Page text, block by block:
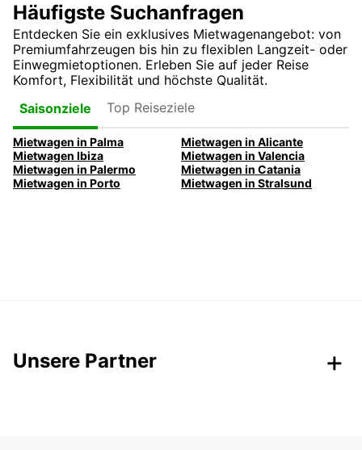
Häufigste Suchanfragen
Entdecken Sie ein exklusives Mietwagenangebot: von
Premiumfahrzeugen bis hin zu flexiblen Langzeit- oder
Einwegmietoptionen. Erleben Sie auf jeder Reise
Komfort, Flexibilität und höchste Qualität.
Saisonziele
Top Reiseziele
Mietwagen in Palma
Mietwagen in Alicante
Mietwagen Ibiza
Mietwagen in Valencia
Mietwagen in Palermo
Mietwagen in Catania
Mietwagen in Porto
Mietwagen in Stralsund
Unsere Partner